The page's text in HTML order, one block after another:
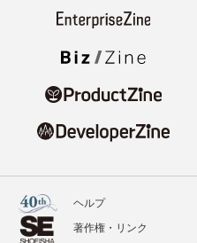
ヘルプ
著作権・リンク